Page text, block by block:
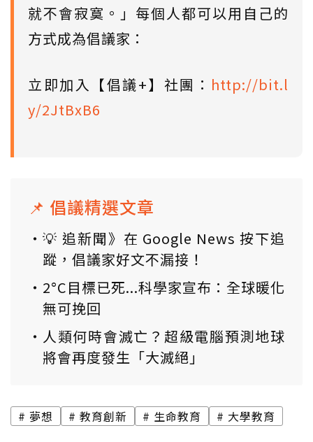
就不會寂寞。」每個人都可以用自己的
方式成為倡議家：
立即加入【倡議+】社團： http://bit.l
y/2JtBxB6
📌 倡議精選文章
💡 追新聞》在 Google News 按下追
蹤，倡議家好文不漏接！
2°C目標已死...科學家宣布：全球暖化
無可挽回
人類何時會滅亡？超級電腦預測地球
將會再度發生「大滅絕」
夢想 教育創新 生命教育 大學教育